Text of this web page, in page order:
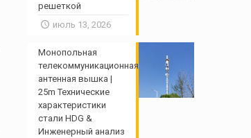
решеткой
июль 13, 2026
Монопольная
телекоммуникационная
антенная вышка |
25m Технические
характеристики
стали HDG &
Инженерный анализ